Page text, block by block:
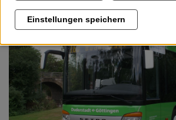
Automatische Fahrgastzählung im
Verbandsgebietes
Fachveranstaltung: Wohin geht die
des ÖPNV in bewegten Zeiten
Harz-nah-dran und HATIX
Landesbus 160
Einstellungen speichern